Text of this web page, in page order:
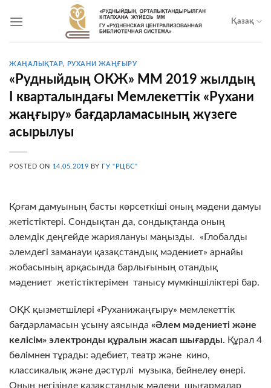
Қазақ
ЖАҢАЛЫҚТАР, РУХАНИ ЖАҢҒЫРУ
«Рудныйдың ОКЖ» ММ 2019 жылдың
І кварталындағы Мемлекеттік «Рухани
жаңғыру» бағдарламасының жүзеге
асырылуы
POSTED ON 14.05.2019 BY ГУ "РЦБС"
Қоғам дамуының басты көрсеткіші оның мәдени дамуы
жетістіктері. Сондықтан да, сондықтанда оның
әлемдік деңгейде жариялануы маңызды. «Глобалды
әлемдегі заманауи қазақстандық мәдениет» арнайы
жобасының арқасында барлығының отандық
мәдениет жетістіктерімен танысу мүмкіншіліктері бар.
ОҚК қызметшілері «Руханижаңғыру» мемлекеттік
бағдарламасын ұсыну аясында «Әлем мәдениеті және
келісім» электронды құралын жасап шығарды. Құрал 4
бөлімнен тұрады: әдебиет, театр және кино,
классикалық және дәстүрлі музыка, бейнелеу өнері.
Оның негізінде қазақстандық мәдени шығармалар